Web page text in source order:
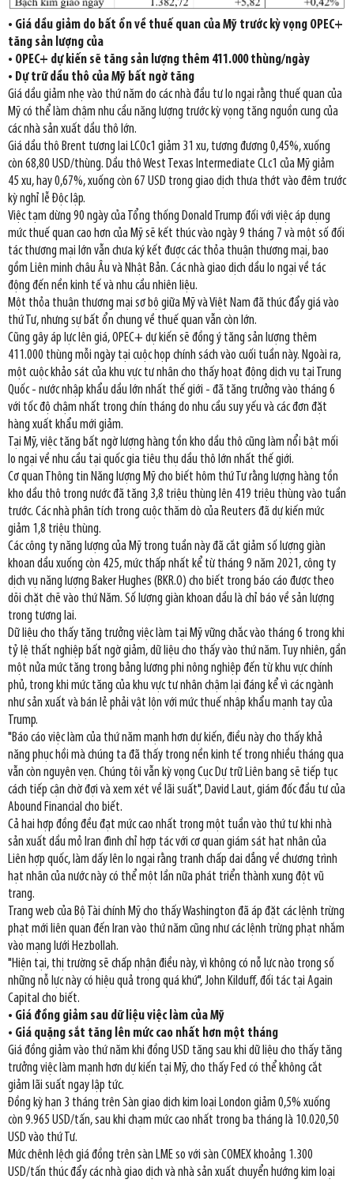
• Giá dầu giảm do bất ổn về thuế quan của Mỹ trước kỳ vọng OPEC+
tăng sản lượng của
• OPEC+ dự kiến sẽ tăng sản lượng thêm 411.000 thùng/ngày
• Dự trữ dầu thô của Mỹ bất ngờ tăng
Giá dầu giảm nhẹ vào thứ năm do các nhà đầu tư lo ngại rằng thuế quan của
Mỹ có thể làm chậm nhu cầu năng lượng trước kỳ vọng tăng nguồn cung của
các nhà sản xuất dầu thô lớn.
Giá dầu thô Brent tương lai LCOc1 giảm 31 xu, tương đương 0,45%, xuống
còn 68,80 USD/thùng. Dầu thô West Texas Intermediate CLc1 của Mỹ giảm
45 xu, hay 0,67%, xuống còn 67 USD trong giao dịch thưa thớt vào đêm trước
kỳ nghỉ lễ Độc lập.
Việc tạm dừng 90 ngày của Tổng thống Donald Trump đối với việc áp dụng
mức thuế quan cao hơn của Mỹ sẽ kết thúc vào ngày 9 tháng 7 và một số đối
tác thương mại lớn vẫn chưa ký kết được các thỏa thuận thương mại, bao
gồm Liên minh châu Âu và Nhật Bản. Các nhà giao dịch dầu lo ngại về tác
động đến nền kinh tế và nhu cầu nhiên liệu.
Một thỏa thuận thương mại sơ bộ giữa Mỹ và Việt Nam đã thúc đẩy giá vào
thứ Tư, nhưng sự bất ổn chung về thuế quan vẫn còn lớn.
Cũng gây áp lực lên giá, OPEC+ dự kiến sẽ đồng ý tăng sản lượng thêm
411.000 thùng mỗi ngày tại cuộc họp chính sách vào cuối tuần này. Ngoài ra,
một cuộc khảo sát của khu vực tư nhân cho thấy hoạt động dịch vụ tại Trung
Quốc - nước nhập khẩu dầu lớn nhất thế giới - đã tăng trưởng vào tháng 6
với tốc độ chậm nhất trong chín tháng do nhu cầu suy yếu và các đơn đặt
hàng xuất khẩu mới giảm.
Tại Mỹ, việc tăng bất ngờ lượng hàng tồn kho dầu thô cũng làm nổi bật mối
lo ngại về nhu cầu tại quốc gia tiêu thụ dầu thô lớn nhất thế giới.
Cơ quan Thông tin Năng lượng Mỹ cho biết hôm thứ Tư rằng lượng hàng tồn
kho dầu thô trong nước đã tăng 3,8 triệu thùng lên 419 triệu thùng vào tuần
trước. Các nhà phân tích trong cuộc thăm dò của Reuters đã dự kiến mức
giảm 1,8 triệu thùng.
Các công ty năng lượng của Mỹ trong tuần này đã cắt giảm số lượng giàn
khoan dầu xuống còn 425, mức thấp nhất kể từ tháng 9 năm 2021, công ty
dịch vụ năng lượng Baker Hughes (BKR.O) cho biết trong báo cáo được theo
dõi chặt chẽ vào thứ Năm. Số lượng giàn khoan dầu là chỉ báo về sản lượng
trong tương lai.
Dữ liệu cho thấy tăng trưởng việc làm tại Mỹ vững chắc vào tháng 6 trong khi
tỷ lệ thất nghiệp bất ngờ giảm, dữ liệu cho thấy vào thứ năm. Tuy nhiên, gần
một nửa mức tăng trong bảng lương phi nông nghiệp đến từ khu vực chính
phủ, trong khi mức tăng của khu vực tư nhân chậm lại đáng kể vì các ngành
như sản xuất và bán lẻ phải vật lộn với mức thuế nhập khẩu mạnh tay của
Trump.
"Báo cáo việc làm của thứ năm mạnh hơn dự kiến, điều này cho thấy khả
năng phục hồi mà chúng ta đã thấy trong nền kinh tế trong nhiều tháng qua
vẫn còn nguyên vẹn. Chúng tôi vẫn kỳ vọng Cục Dự trữ Liên bang sẽ tiếp tục
cách tiếp cận chờ đợi và xem xét về lãi suất", David Laut, giám đốc đầu tư của
Abound Financial cho biết.
Cả hai hợp đồng đều đạt mức cao nhất trong một tuần vào thứ tư khi nhà
sản xuất dầu mỏ Iran đình chỉ hợp tác với cơ quan giám sát hạt nhân của
Liên hợp quốc, làm dấy lên lo ngại rằng tranh chấp dai dẳng về chương trình
hạt nhân của nước này có thể một lần nữa phát triển thành xung đột vũ
trang.
Trang web của Bộ Tài chính Mỹ cho thấy Washington đã áp đặt các lệnh trừng
phạt mới liên quan đến Iran vào thứ năm cũng như các lệnh trừng phạt nhắm
vào mạng lưới Hezbollah.
"Hiện tại, thị trường sẽ chấp nhận điều này, vì không có nỗ lực nào trong số
những nỗ lực này có hiệu quả trong quá khứ", John Kilduff, đối tác tại Again
Capital cho biết.
• Giá đồng giảm sau dữ liệu việc làm của Mỹ
• Giá quặng sắt tăng lên mức cao nhất hơn một tháng
Giá đồng giảm vào thứ năm khi đồng USD tăng sau khi dữ liệu cho thấy tăng
trưởng việc làm mạnh hơn dự kiến tại Mỹ, cho thấy Fed có thể không cắt
giảm lãi suất ngay lập tức.
Đồng kỳ hạn 3 tháng trên Sàn giao dịch kim loại London giảm 0,5% xuống
còn 9.965 USD/tấn, sau khi chạm mức cao nhất trong ba tháng là 10.020,50
USD vào thứ Tư.
Mức chênh lệch giá đồng trên sàn LME so với sàn COMEX khoảng 1.300
USD/tấn thúc đẩy các nhà giao dịch và nhà sản xuất chuyển hướng kim loại